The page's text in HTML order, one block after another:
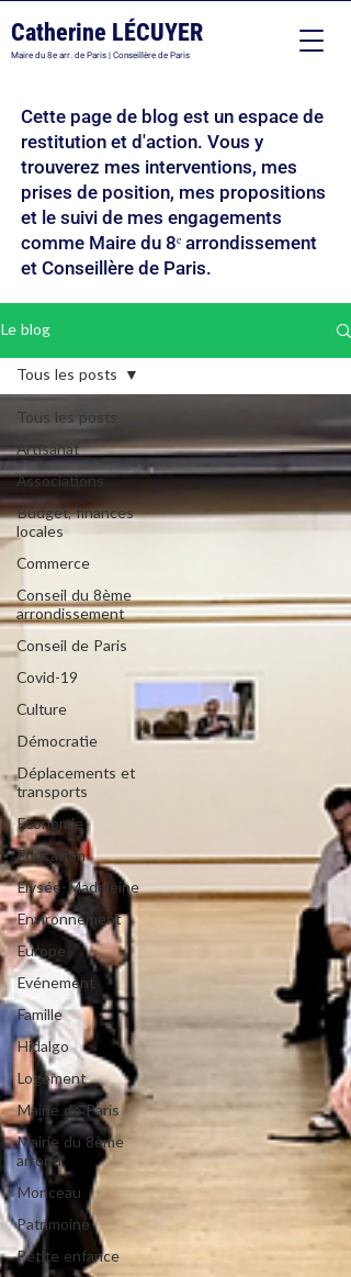
Catherine LÉCUYER
Maire du 8e arr. de Paris | Conseillère de Paris
Cette page de blog est un espace de
restitution et d'action. Vous y
trouverez mes interventions, mes
prises de position, mes propositions
et le suivi de mes engagements
comme Maire du 8ᵉ arrondissement
et Conseillère de Paris.
Le blog
Tous les posts
Artisanat
Associations
Budget, finances
locales
Commerce
Conseil du 8ème
arrondissement
Conseil de Paris
Covid-19
Culture
Démocratie
Déplacements et
transports
Economie
Education
Elysée-Madeleine
Environnement
Europe
Evénement
Famille
Hidalgo
Logement
Mairie de Paris
Mairie du 8ème
arrond.
Monceau
Patrimoine
Petite enfance
Tous les posts